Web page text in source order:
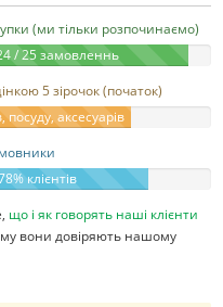
(ми тільки розпочинаємо)
/ 25 замовленнь
5 зірочок (початок)
посуду, аксесуарів
клієнтів
що і як говорять наші клієнти
вони довіряють нашому